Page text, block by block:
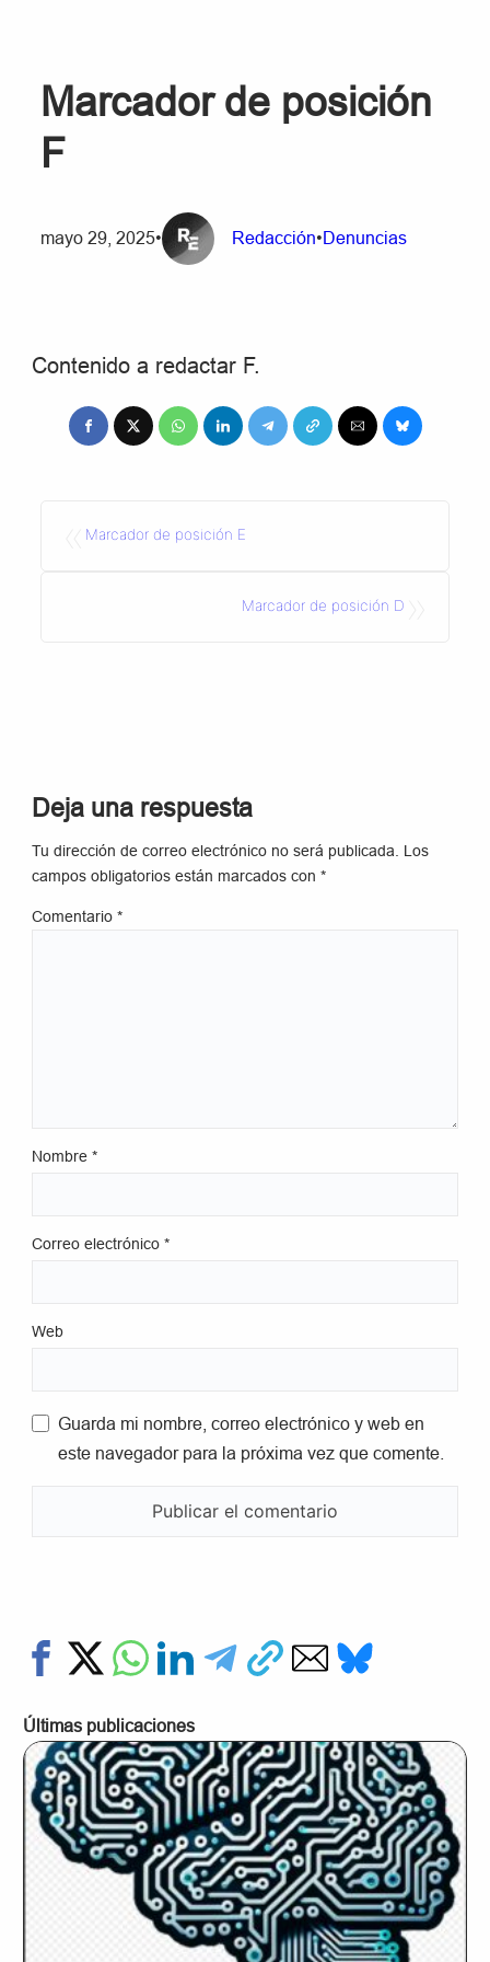
Marcador de posición
F
mayo 29, 2025• Redacción•Denuncias
Contenido a redactar F.
Marcador de posición E
Marcador de posición D
Deja una respuesta
Tu dirección de correo electrónico no será publicada. Los
campos obligatorios están marcados con*
Comentario*
Nombre*
Correo electrónico*
Web
Guarda mi nombre, correo electrónico y web en
este navegador para la próxima vez que comente.
Últimas publicaciones